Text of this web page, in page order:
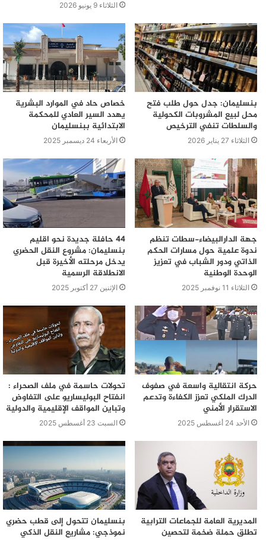
الثلاثاء 9 يونيو 2026
بنسليمان: جدل حول طلب فتح
محل لبيع المشروبات الكحولية
والسلطات تنفي الترخيص
الثلاثاء 27 يناير 2026
خصاص حاد في الموارد البشرية
يهدد السير العادي للمحكمة
الابتدائية ببنسليمان
الأربعاء 24 ديسمبر 2025
جهة الدارالبيضاء-سطات تنظم
ندوة علمية حول مسارات الحكم
الذاتي ودور الشباب في تعزيز
الوحدة الوطنية
الثلاثاء 11 نوفمبر 2025
44 حافلة جديدة نحو اقليم
بنسليمان: مشروع النقل الحضري
يدخل مرحلته الأخيرة قبل
الانطلاقة الرسمية
الإثنين 27 أكتوبر 2025
حركة انتقالية واسعة في صفوف
الدرك الملكي تعزز الكفاءة وتدعم
الاستقرار الأمني
الأحد 24 أغسطس 2025
تحولات حاسمة في ملف الصحراء :
انفتاح البوليساريو على التفاوض
وتباين المواقف الإقليمية والدولية
السبت 23 أغسطس 2025
المديرية العامة للجماعات الترابية
تطلق حملة ضخمة لتحصين
بنسليمان تتحول إلى قطب حضري
نموذجي: مشاريع النقل الذكي